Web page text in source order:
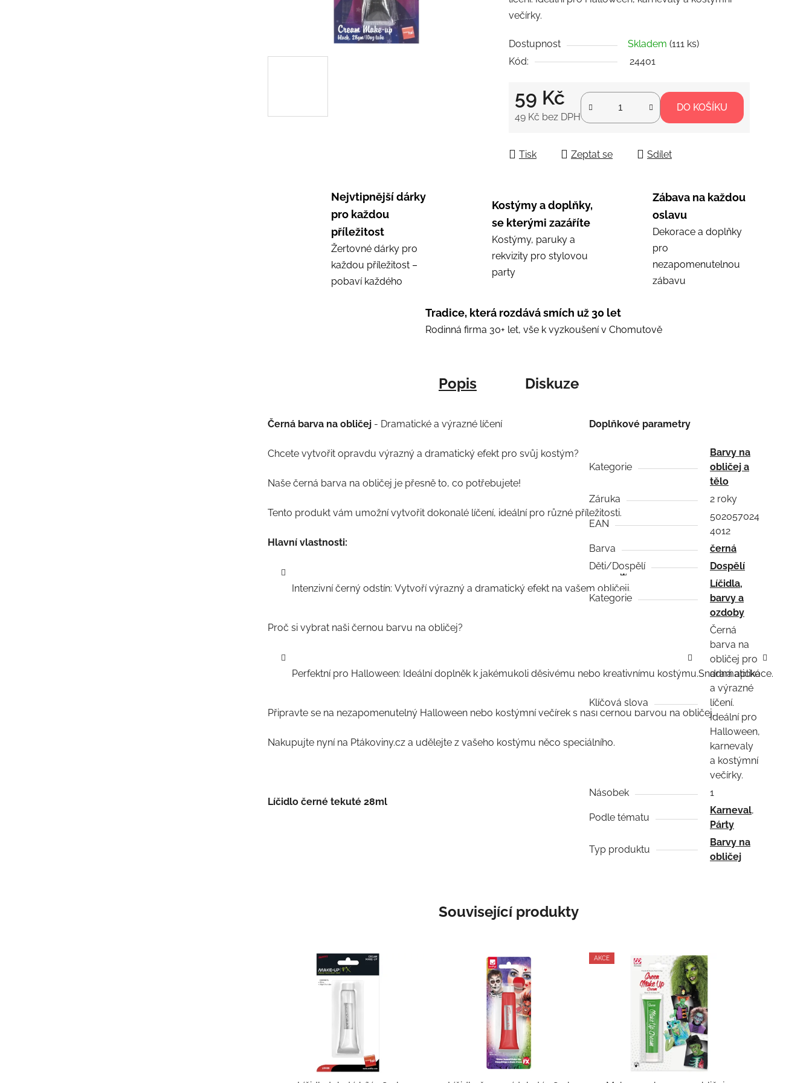
z
hvězdiček.
večírky.
Dostupnost Skladem (111 ks)
Kód:
24401
59 Kč
49 Kč bez DPH
DO KOŠÍKU
Tisk Zeptat se Sdílet
Nejvtipnější dárky
pro každou
příležitost
Žertovné dárky pro
každou příležitost –
pobaví každého
Kostýmy a doplňky,
se kterými zazáříte
Kostýmy, paruky a
rekvizity pro stylovou
party
Zábava na každou
oslavu
Dekorace a doplňky
pro
nezapomenutelnou
zábavu
Tradice, která rozdává smích už 30 let
Rodinná firma 30+ let, vše k vyzkoušení v Chomutově
Popis Diskuze
Černá barva na obličej - Dramatické a výrazné líčení
Chcete vytvořit opravdu výrazný a dramatický efekt pro svůj kostým?
Naše černá barva na obličej je přesně to, co potřebujete!
Tento produkt vám umožní vytvořit dokonalé líčení, ideální pro různé příležitosti.
Hlavní vlastnosti:
Intenzivní černý odstín: Vytvoří výrazný a dramatický efekt na vašem obličeji.
Proč si vybrat naši černou barvu na obličej?
Perfektní pro Halloween: Ideální doplněk k jakémukoli děsivému nebo kreativnímu kostýmu.Snadná aplikace.
Připravte se na nezapomenutelný Halloween nebo kostýmní večírek s naší černou barvou na obličej.
Nakupujte nyní na Ptákoviny.cz a udělejte z vašeho kostýmu něco speciálního.
Líčidlo černé tekuté 28ml
Doplňkové parametry
Kategorie
Barvy na
obličej a
tělo
Záruka
2 roky
EAN
502057024
4012
Barva
černá
Děti/Dospělí
Dospělí
Kategorie
Líčidla,
barvy a
ozdoby
Klíčová slova
Černá
barva na
obličej pro
dramatické
a výrazné
líčení.
Ideální pro
Halloween,
karnevaly
a kostýmní
večírky.
Násobek
1
Podle tématu
Karneval,
Párty
Typ produktu
Barvy na
obličej
Související produkty
AKCE